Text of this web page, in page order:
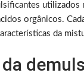
orgânicos.
da